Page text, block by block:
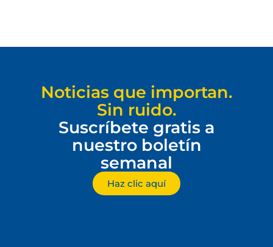
Noticias que importan.
Sin ruido.
Suscríbete gratis a
nuestro boletín
semanal
Haz clic aquí